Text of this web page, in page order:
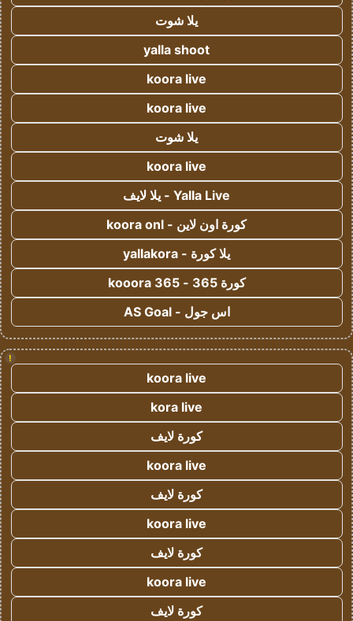
يلا شوت
yalla shoot
koora live
koora live
يلا شوت
koora live
Yalla Live - يلا لايف
كورة اون لاين - koora onl
يلا كورة - yallakora
كورة 365 - kooora 365
اس جول - AS Goal
!
koora live
kora live
كورة لايف
koora live
كورة لايف
koora live
كورة لايف
koora live
كورة لايف